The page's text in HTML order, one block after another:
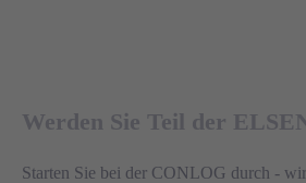
Werden Sie Teil der
Starten Sie bei der CONLOG durch -